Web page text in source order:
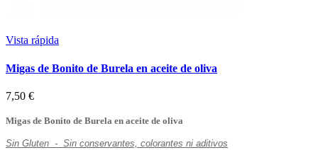
Vista rápida
Migas de Bonito de Burela en aceite de oliva
7,50 €
Migas de Bonito de Burela en aceite de oliva
Sin Gluten - Sin conservantes, colorantes ni aditivos